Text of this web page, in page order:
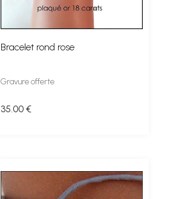
Bracelet rond rose
Gravure offerte
35.00 €